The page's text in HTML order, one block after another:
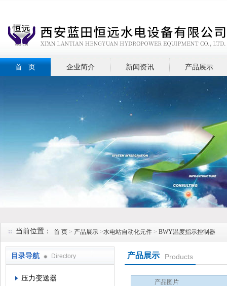
首 页 企业简介 新闻资讯 产品展示
当前位置： 首 页 > 产品展示 >水电站自动化元件 > BWY温度指示控制器
目录导航 Directory
压力变送器
产品展示 Products
产品图片